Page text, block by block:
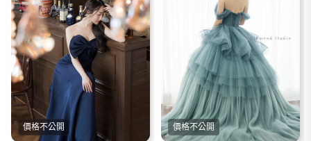
價格不公開 價格不公開